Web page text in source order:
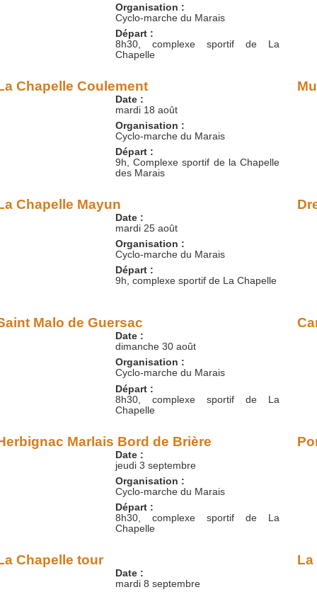
Organisation :
Cyclo-marche du Marais
Départ :
8h30, complexe sportif de La
Chapelle
Chapelle Coulement
Date :
mardi 18 août
Organisation :
Cyclo-marche du Marais
Départ :
9h, Complexe sportif de la Chapelle
des Marais
Chapelle Mayun
Date :
mardi 25 août
Organisation :
Cyclo-marche du Marais
Départ :
9h, complexe sportif de La Chapelle
Malo de Guersac
Date :
dimanche 30 août
Organisation :
Cyclo-marche du Marais
Départ :
8h30, complexe sportif de La
Chapelle
Marlais Bord de Brière
Date :
jeudi 3 septembre
Organisation :
Cyclo-marche du Marais
Départ :
8h30, complexe sportif de La
Chapelle
Chapelle tour
Date :
mardi 8 septembre
La